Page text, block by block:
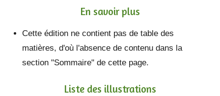
En savoir plus
Cette édition ne contient pas de table des
matières, d'où l'absence de contenu dans la
section "Sommaire" de cette page.
Liste des illustrations